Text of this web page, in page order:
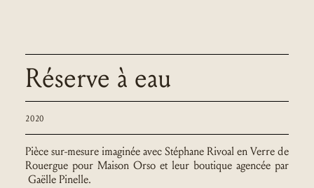
Réserve à eau
2020
Pièce sur-mesure imaginée avec Stéphane Rivoal en Verre de
Rouergue pour Maison Orso et leur boutique agencée par
Gaëlle Pinelle.